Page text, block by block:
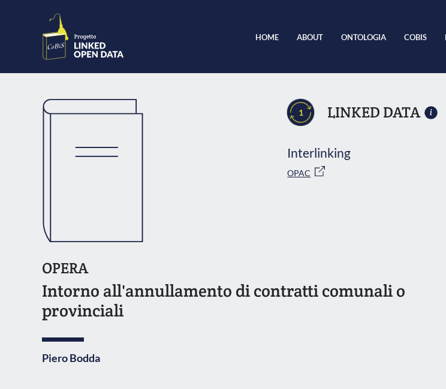
HOME ABOUT ONTOLOGIA COBIS
1 LINKED DATA
Interlinking
OPAC
OPERA
Intorno all'annullamento di contratti comunali o
provinciali
Piero Bodda